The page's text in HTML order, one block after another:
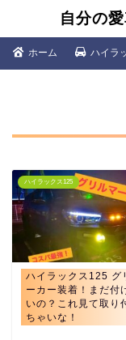
自分の
ホーム ハイラ
ハイラックス125
ハイラックス125 グ
ーカー装着！まだ付
いの？これ見て取り
ちゃいな！